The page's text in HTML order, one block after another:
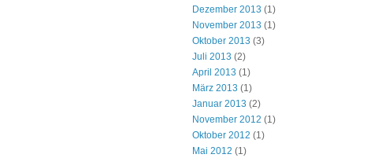
Dezember 2013 (1)
November 2013 (1)
Oktober 2013 (3)
Juli 2013 (2)
April 2013 (1)
März 2013 (1)
Januar 2013 (2)
November 2012 (1)
Oktober 2012 (1)
Mai 2012 (1)